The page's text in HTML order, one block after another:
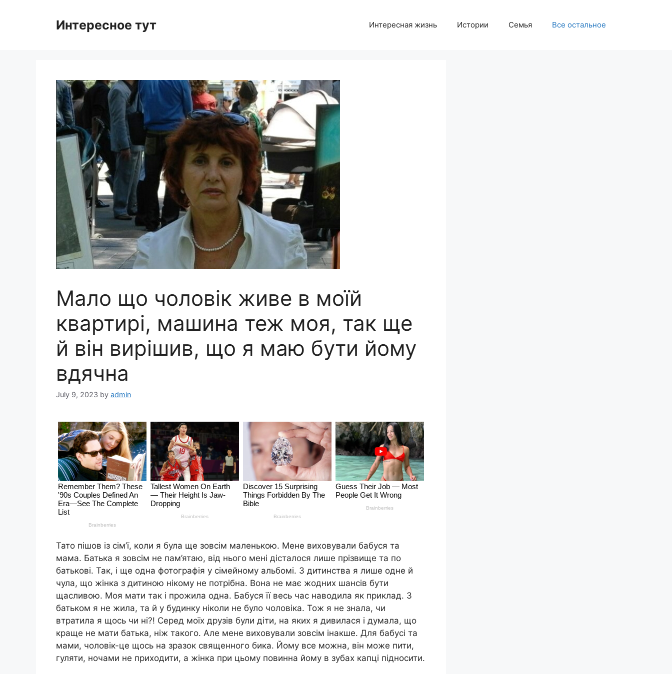
Интересное тут Интересная жизнь Истории Семья Все остальное
Мало що чоловік живе в моїй
квартирі, машина теж моя, так ще
й він вирішив, що я маю бути йому
вдячна
July 9, 2023 by admin
Тато пішов із сім’ї, коли я була ще зовсім маленькою. Мене виховували бабуся та
мама. Батька я зовсім не пам’ятаю, від нього мені дісталося лише прізвище та по
батькові. Так, і ще одна фотографія у сімейному альбомі. З дитинства я лише одне й
чула, що жінка з дитиною нікому не потрібна. Вона не має жодних шансів бути
щасливою. Моя мати так і прожила одна. Бабуся її весь час наводила як приклад. З
батьком я не жила, та й у будинку ніколи не було чоловіка. Тож я не знала, чи
втратила я щось чи ні?! Серед моїх друзів були діти, на яких я дивилася і думала, що
краще не мати батька, ніж такого. Але мене виховували зовсім інакше. Для бабусі та
мами, чоловік-це щось на зразок священного бика. Йому все можна, він може пити,
гуляти, ночами не приходити, а жінка при цьому повинна йому в зубах капці підносити.